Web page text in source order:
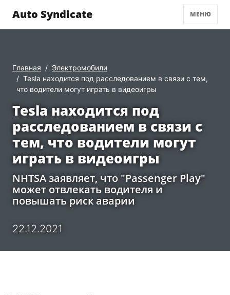
Auto Syndicate МЕНЮ
Главная
Электромобили
Tesla находится под расследованием в связи с тем,
что водители могут играть в видеоигры
Tesla находится под
расследованием в связи с
тем, что водители могут
играть в видеоигры
NHTSA заявляет, что "Passenger Play"
может отвлекать водителя и
повышать риск аварии
22.12.2021